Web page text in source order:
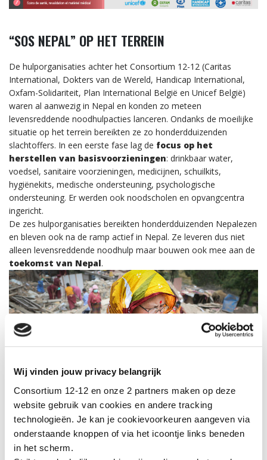
Wij vinden jouw privacy belangrijk
Consortium 12-12 en onze 2 partners maken op deze
website gebruik van cookies en andere tracking
technologieën. Je kan je cookievoorkeuren aangeven via
onderstaande knoppen of via het icoontje links beneden
in het scherm.
“SOS NEPAL” OP HET TERREIN
De hulporganisaties achter het Consortium 12-12 (Caritas
International, Dokters van de Wereld, Handicap International,
Oxfam-Solidariteit, Plan International België en Unicef België)
waren al aanwezig in Nepal en konden zo meteen
levensreddende noodhulpacties lanceren. Ondanks de moeilijke
situatie op het terrein bereikten ze zo honderdduizenden
slachtoffers. In een eerste fase lag de focus op het
herstellen van basisvoorzieningen: drinkbaar water,
voedsel, sanitaire voorzieningen, medicijnen, schuilkits,
hygiënekits, medische ondersteuning, psychologische
ondersteuning. Er werden ook noodscholen en opvangcentra
ingericht.
De zes hulporganisaties bereikten honderdduizenden Nepalezen
en bleven ook na de ramp actief in Nepal. Ze leveren dus niet
alleen levensreddende noodhulp maar bouwen ook mee aan de
toekomst van Nepal.